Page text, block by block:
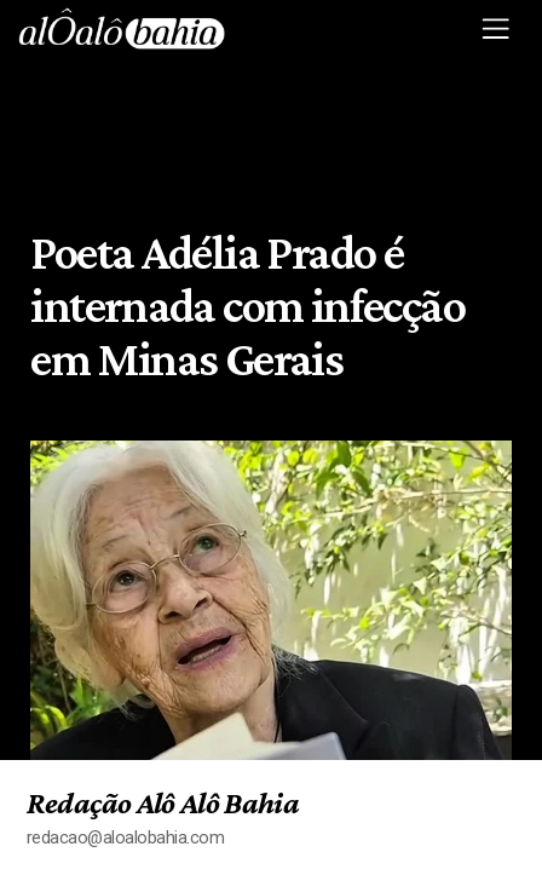
Poeta Adélia Prado é
internada com infecção
em Minas Gerais
Redação Alô Alô Bahia
redacao@aloalobahia.com